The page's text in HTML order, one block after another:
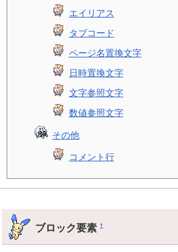
エイリアス
タブコード
ページ名置換文字
日時置換文字
文字参照文字
数値参照文字
その他
コメント行
ブロック要素†